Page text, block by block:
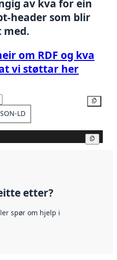
av kva for ein
header som blir
med.
om RDF og kva
vi støttar her
LD
etter?
spør om hjelp i